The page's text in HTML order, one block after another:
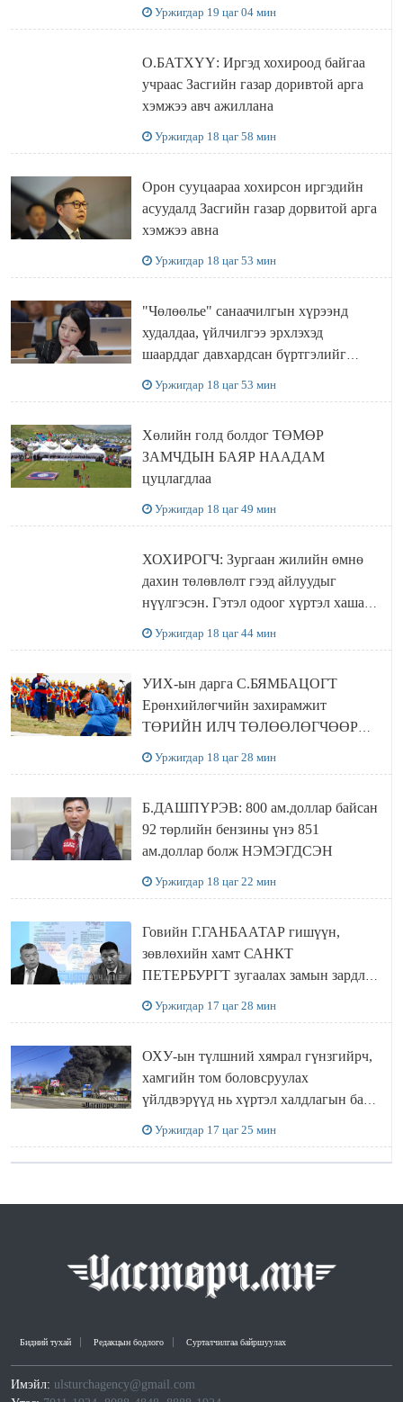
Уржигдар 19 цаг 04 мин
О.БАТХҮҮ: Иргэд хохироод байгаа
учраас Засгийн газар доривтой арга
хэмжээ авч ажиллана
Уржигдар 18 цаг 58 мин
Орон сууцаараа хохирсон иргэдийн
асуудалд Засгийн газар дорвитой арга
хэмжээ авна
Уржигдар 18 цаг 53 мин
"Чөлөөлье" санаачилгын хүрээнд
худалдаа, үйлчилгээ эрхлэхэд
шаарддаг давхардсан бүртгэлийг
Уржигдар 18 цаг 53 мин
Хөлийн голд болдог ТӨМӨР
ЗАМЧДЫН БАЯР НААДАМ
цуцлагдлаа
Уржигдар 18 цаг 49 мин
ХОХИРОГЧ: Зургаан жилийн өмнө
дахин төлөвлөлт гээд айлуудыг
нүүлгэсэн. Гэтэл одоог хүртэл хашаа
Уржигдар 18 цаг 44 мин
УИХ-ын дарга С.БЯМБАЦОГТ
Ерөнхийлөгчийн захирамжит
ТӨРИЙН ИЛЧ ТӨЛӨӨЛӨГЧӨӨР
Уржигдар 18 цаг 28 мин
Б.ДАШПҮРЭВ: 800 ам.доллар байсан
92 төрлийн бензины үнэ 851
ам.доллар болж НЭМЭГДСЭН
Уржигдар 18 цаг 22 мин
Говийн Г.ГАНБААТАР гишүүн,
зөвлөхийн хамт САНКТ
ПЕТЕРБУРГТ зугаалах замын зардлаа
Уржигдар 17 цаг 28 мин
ОХУ-ын түлшний хямрал гүнзгийрч,
хамгийн том боловсруулах
үйлдвэрүүд нь хүртэл халдлагын бай
Уржигдар 17 цаг 25 мин
Бидний тухай Редакцын бодлого Сурталчилгаа байршуулах
Имэйл: ulsturchagency@gmail.com